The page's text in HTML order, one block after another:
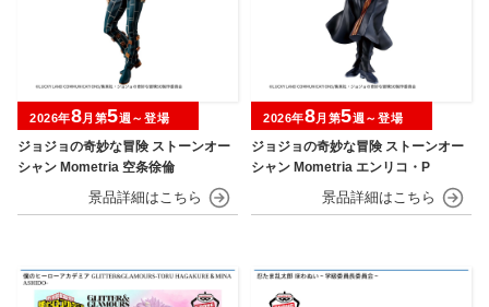
ジョジョの奇妙な冒険 ストーンオー
シャン Mometria 空条徐倫
2026年8月第5週～登場
ジョジョの奇妙な冒険 ストーンオー
シャン Mometria エンリコ・P
2026年8月第5週～登場